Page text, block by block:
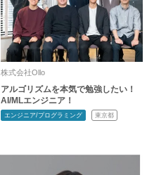
株式会社Ollo
アルゴリズムを本気で勉強したい！
AI/MLエンジニア！
エンジニア/プログラミング 東京都